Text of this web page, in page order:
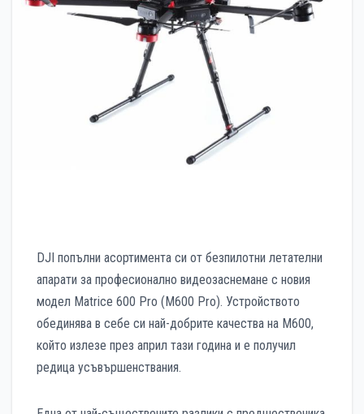
DJI попълни асортимента си от безпилотни летателни
апарати за професионално видеозаснемане с новия
модел Matrice 600 Pro (M600 Pro). Устройството
обединява в себе си най-добрите качества на M600,
който излезе през април тази година и е получил
редица усъвършенствания.